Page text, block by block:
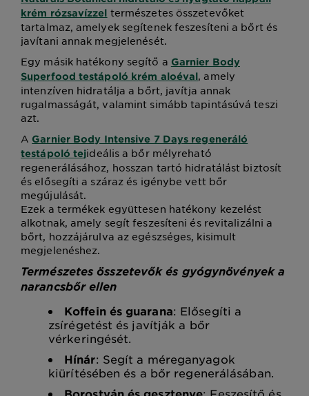
krém rózsavízzel természetes összetevőket
tartalmaz, amelyek segítenek feszesíteni a bőrt és
javítani annak megjelenését.
Egy másik hatékony segítő a Garnier Body
Superfood testápoló krém aloéval, amely
intenzíven hidratálja a bőrt, javítja annak
rugalmasságát, valamint simább tapintásúvá teszi
azt.
A Garnier Body Intensive 7 Days regeneráló
testápoló tejideális a bőr mélyreható
regenerálásához, hosszan tartó hidratálást biztosít
és elősegíti a száraz és igénybe vett bőr
megújulását.
Ezek a termékek együttesen hatékony kezelést
alkotnak, amely segít feszesíteni és revitalizálni a
bőrt, hozzájárulva az egészséges, kisimult
megjelenéshez.
Természetes összetevők és gyógynövények a
narancsbőr ellen
Koffein és guarana: Elősegíti a
zsírégetést és javítják a bőr
vérkeringését.
Hínár: Segít a méreganyagok
kiürítésében és a bőr regenerálásában.
Borostyán és gesztenye: Feszesítő és